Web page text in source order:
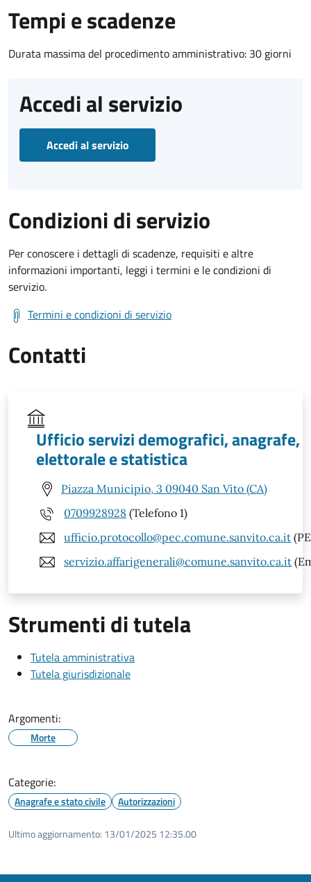
Tempi e scadenze
Durata massima del procedimento amministrativo: 30 giorni
Accedi al servizio
Accedi al servizio
Condizioni di servizio
Per conoscere i dettagli di scadenze, requisiti e altre
informazioni importanti, leggi i termini e le condizioni di
servizio.
Termini e condizioni di servizio
Contatti
Ufficio servizi demografici, anagrafe,
elettorale e statistica
Piazza Municipio, 3 09040 San Vito (CA)
0709928928 (Telefono 1)
ufficio.protocollo@pec.comune.sanvito.ca.it
servizio.affarigenerali@comune.sanvito.ca.it
Strumenti di tutela
Tutela amministrativa
Tutela giurisdizionale
Argomenti:
Morte
Categorie:
Anagrafe e stato civile Autorizzazioni
Ultimo aggiornamento: 13/01/2025 12:35.00